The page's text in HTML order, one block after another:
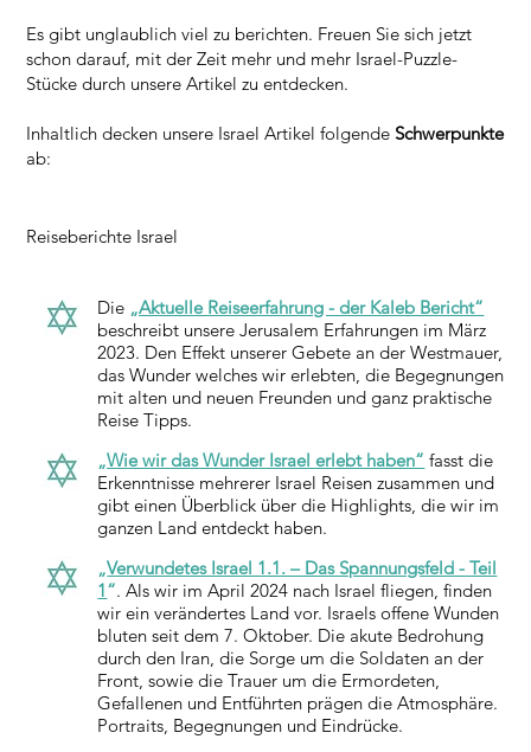
Es gibt unglaublich viel zu berichten. Freuen Sie sich jetzt
schon darauf, mit der Zeit mehr und mehr Israel-Puzzle-
Stücke durch unsere Artikel zu entdecken.
Inhaltlich decken unsere Israel Artikel folgendeSchwerpunkte
ab:
Die „Aktuelle Reiseerfahrung - der Kaleb Bericht“
beschreibt unsere Jerusalem Erfahrungen im März
2023. Den Effekt unserer Gebete an der Westmauer,
das Wunder welches wir erlebten, die Begegnungen
mit alten und neuen Freunden und ganz praktische
Reise Tipps.
„Wie wir das Wunder Israel erlebt haben“ fasst die
Erkenntnisse mehrerer Israel Reisen zusammen und
gibt einen Überblick über die Highlights, die wir im
ganzen Land entdeckt haben.
Reiseberichte Israel
„Verwundetes Israel 1.1. – Das Spannungsfeld - Teil
1“. Als wir im April 2024 nach Israel fliegen, finden
wir ein verändertes Land vor. Israels offene Wunden
bluten seit dem 7. Oktober. Die akute Bedrohung
durch den Iran, die Sorge um die Soldaten an der
Front, sowie die Trauer um die Ermordeten,
Gefallenen und Entführten prägen die Atmosphäre.
Portraits, Begegnungen und Eindrücke.